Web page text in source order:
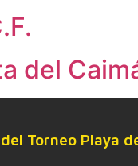
del
Torneo Playa